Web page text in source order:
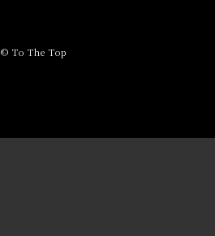
© To The Top